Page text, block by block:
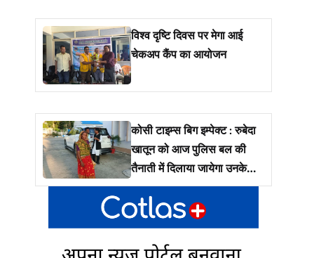
विश्व दृष्टि दिवस पर मेगा आई
चेकअप कैंप का आयोजन
कोसी टाइम्स बिग इम्पेक्ट : रुबेदा
खातून को आज पुलिस बल की
तैनाती में दिलाया जायेगा उनके
जमीं पर कब्ज़ा